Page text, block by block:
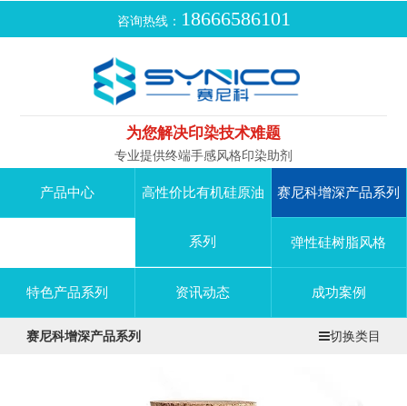
咨询热线： 18666586101
为您解决印染技术难题
专业提供终端手感风格印染助剂
产品中心 高性价比有机硅原油
系列
赛尼科增深产品系列
弹性硅树脂风格
特色产品系列 资讯动态 成功案例
赛尼科增深产品系列 切换类目